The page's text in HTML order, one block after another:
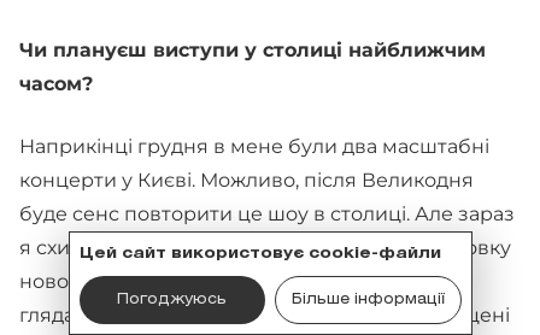
Чи плануєш виступи у столиці найближчим
часом?
Наприкінці грудня в мене були два масштабні
концерти у Києві. Можливо, після Великодня
буде сенс повторити це шоу в столиці. Але зараз
я схиляюся до думки, що скоро почну підготовку
нової програми. Все ж таки я привчив свого
глядача до масштабних великих шоу, де на сцені
Цей сайт використовує cookie-файли
Погоджуюсь Більше інформації